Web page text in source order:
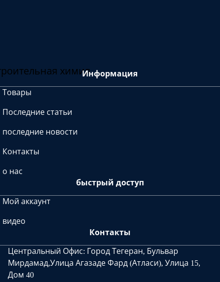
химияИнформация
Товары
Последние статьи
последние новости
Контакты
о нас
быстрый доступ
Мой аккаунт
видео
Контакты
Центральный Офис: Город Тегеран, Бульвар
Мирдамад,Улица Агазаде Фард (Атласи), Улица 15,
Дом 40